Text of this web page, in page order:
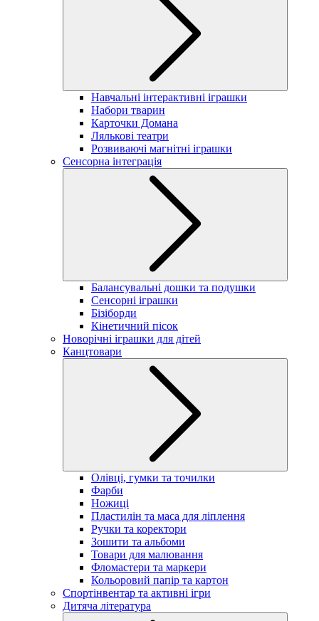
Навчальні інтерактивні іграшки
Набори тварин
Карточки Домана
Лялькові театри
Розвиваючі магнітні іграшки
Сенсорна інтеграція
Балансувальні дошки та подушки
Сенсорні іграшки
Бізіборди
Кінетичний пісок
Новорічні іграшки для дітей
Канцтовари
Олівці, гумки та точилки
Фарби
Ножиці
Пластилін та маса для ліплення
Ручки та коректори
Зошити та альбоми
Товари для малювання
Фломастери та маркери
Кольоровий папір та картон
Спортінвентар та активні ігри
Дитяча література